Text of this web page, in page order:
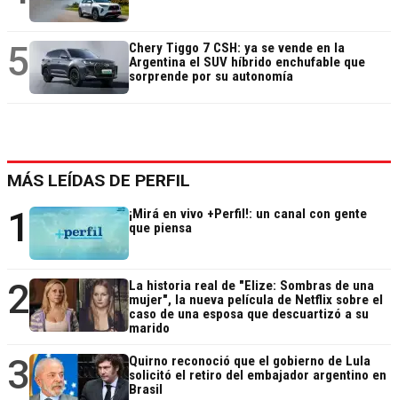
5
Chery Tiggo 7 CSH: ya se vende en la
Argentina el SUV híbrido enchufable que
sorprende por su autonomía
MÁS LEÍDAS DE PERFIL
1
¡Mirá en vivo +Perfil!: un canal con gente
que piensa
2
La historia real de "Elize: Sombras de una
mujer", la nueva película de Netflix sobre el
caso de una esposa que descuartizó a su
marido
3
Quirno reconoció que el gobierno de Lula
solicitó el retiro del embajador argentino en
Brasil